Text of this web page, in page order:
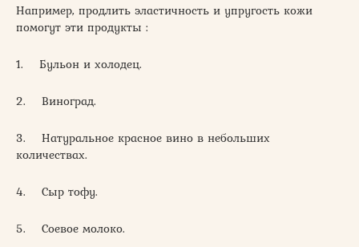
Например, продлить эластичность и упругость кожи
помогут эти продукты :
1. Бульон и холодец.
2. Виноград.
3. Натуральное красное вино в небольших
количествах.
4. Сыр тофу.
5. Соевое молоко.